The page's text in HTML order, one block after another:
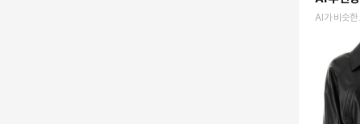
AI가 비슷한